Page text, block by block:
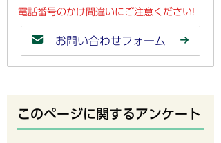
電話番号のかけ間違いにご注意ください!
お問い合わせフォーム
このページに関するアンケート